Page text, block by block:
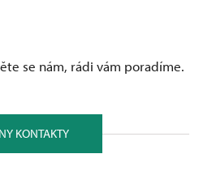
se nám, rádi vám poradíme.
KONTAKTY